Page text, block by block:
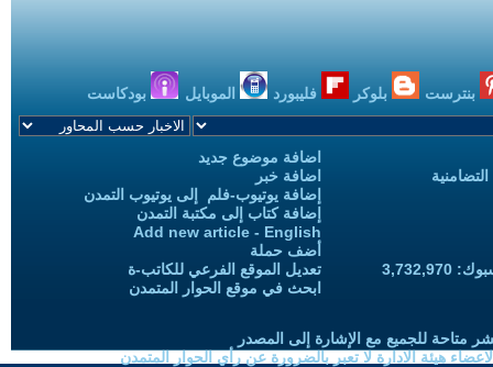
بنترست بلوكر فليبورد الموبايل بودكاست
اضافة موضوع جديد
اضافة خبر
إضافة يوتيوب-فلم إلى يوتيوب التمدن
إضافة كتاب إلى مكتبة التمدن
Add new article - English
أضف حملة
تعديل الموقع الفرعي للكاتب-ة
ابحث في موقع الحوار المتمدن
متاحة للجميع مع الإشارة إلى المصدر
هيئة الادارة لا تعبر بالضرورة عن رأي الحوار المتمدن